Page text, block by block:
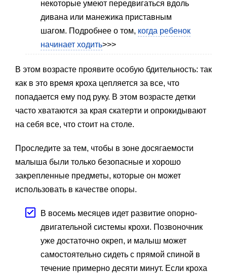
некоторые умеют передвигаться вдоль
дивана или манежика приставным
шагом. Подробнее о том, когда ребенок
начинает ходить>>>
В этом возрасте проявите особую бдительность: так
как в это время кроха цепляется за все, что
попадается ему под руку. В этом возрасте детки
часто хватаются за края скатерти и опрокидывают
на себя все, что стоит на столе.
Проследите за тем, чтобы в зоне досягаемости
малыша были только безопасные и хорошо
закрепленные предметы, которые он может
использовать в качестве опоры.
В восемь месяцев идет развитие опорно-
двигательной системы крохи. Позвоночник
уже достаточно окреп, и малыш может
самостоятельно сидеть с прямой спиной в
течение примерно десяти минут. Если кроха